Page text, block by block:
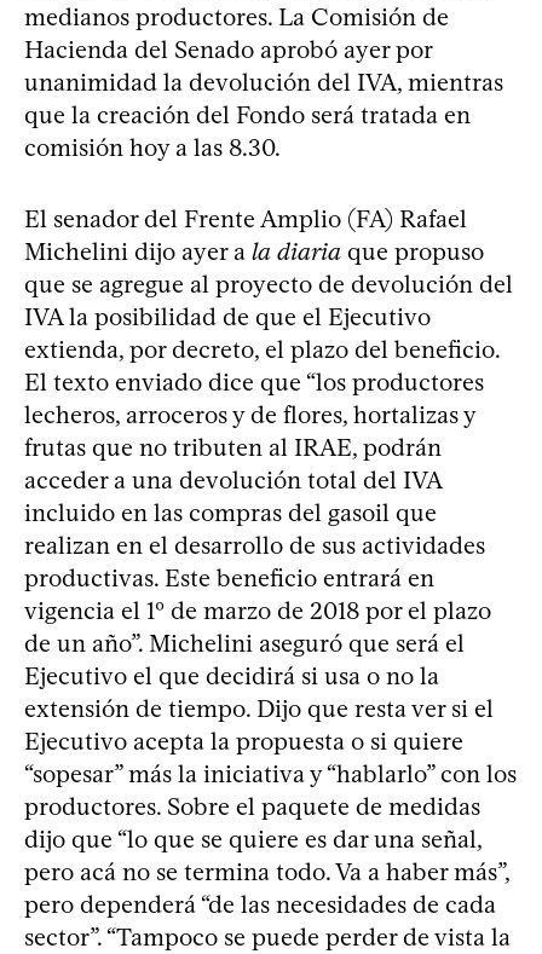
medianos productores. La Comisión de
Hacienda del Senado aprobó ayer por
unanimidad la devolución del IVA, mientras
que la creación del Fondo será tratada en
comisión hoy a las 8.30.
El senador del Frente Amplio (FA) Rafael
Michelini dijo ayer a la diaria que propuso
que se agregue al proyecto de devolución del
IVA la posibilidad de que el Ejecutivo
extienda, por decreto, el plazo del beneficio.
El texto enviado dice que “los productores
lecheros, arroceros y de flores, hortalizas y
frutas que no tributen al IRAE, podrán
acceder a una devolución total del IVA
incluido en las compras del gasoil que
realizan en el desarrollo de sus actividades
productivas. Este beneficio entrará en
vigencia el 1º de marzo de 2018 por el plazo
de un año”. Michelini aseguró que será el
Ejecutivo el que decidirá si usa o no la
extensión de tiempo. Dijo que resta ver si el
Ejecutivo acepta la propuesta o si quiere
“sopesar” más la iniciativa y “hablarlo” con los
productores. Sobre el paquete de medidas
dijo que “lo que se quiere es dar una señal,
pero acá no se termina todo. Va a haber más”,
pero dependerá “de las necesidades de cada
sector”. “Tampoco se puede perder de vista la